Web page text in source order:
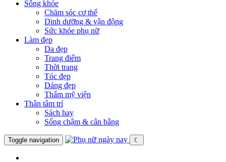
Sống khỏe
Chăm sóc cơ thể
Dinh dưỡng & vận động
Sức khỏe phụ nữ
Làm đẹp
Da đẹp
Trang điểm
Thời trang
Tóc đẹp
Dáng đẹp
Thẩm mỹ viện
Thân tâm trí
Sách hay
Sống chậm & cân bằng
Toggle navigation ☾